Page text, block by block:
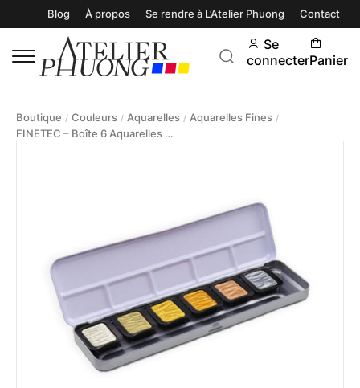
Blog À propos Se rendre à L’Atelier Phuong Contact
Se
connecterPanier
Boutique / Couleurs / Aquarelles / Aquarelles Fines /
FINETEC – Boîte 6 Aquarelles Métalliques – Couleurs Antiques